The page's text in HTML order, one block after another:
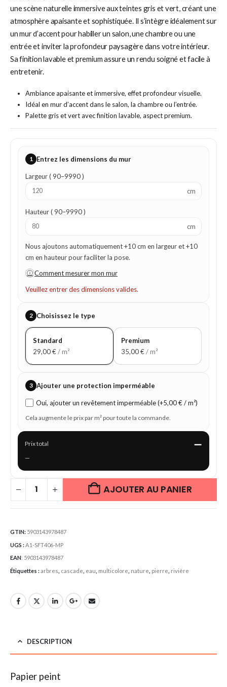
une scène naturelle immersive aux teintes gris et vert, créant une
atmosphère apaisante et sophistiquée. Il s’intègre idéalement sur
un mur d’accent pour habiller un salon, une chambre ou une
entrée et inviter la profondeur paysagère dans votre intérieur.
Sa finition lavable et premium assure un rendu soigné et facile à
entretenir.
Ambiance apaisante et immersive, effet profondeur visuelle.
Idéal en mur d’accent dans le salon, la chambre ou l’entrée.
Palette gris et vert avec finition lavable, aspect premium.
1 Entrez les dimensions du mur
Largeur ( 90–9990 )
cm
Hauteur ( 90–9990 )
cm
Nous ajoutons automatiquement +10 cm en largeur et +10
cm en hauteur pour faciliter la pose.
ⓘ Comment mesurer mon mur
Veuillez entrer des dimensions valides.
2 Choisissez le type
Standard
29,00€/ m²
Premium
35,00€/ m²
3 Ajouter une protection imperméable
Oui, ajouter un revêtement imperméable (+5,00 € / m²)
Cela augmente le prix par m² pour toute la commande.
Prix total —
—
AJOUTER AU PANIER
GTIN: 5903143978487
UGS :A1-SFT406-MP
EAN: 5903143978487
Étiquettes :arbres cascade eau multicolore nature pierre rivière
DESCRIPTION
Papier peint